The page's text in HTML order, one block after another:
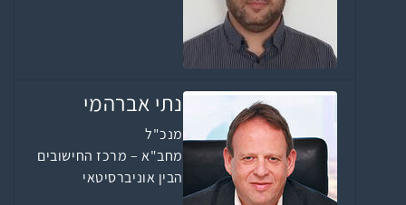
נתי אברהמי
מנכ"ל
מחב"א – מרכז החישובים
הבין אוניברסיטאי